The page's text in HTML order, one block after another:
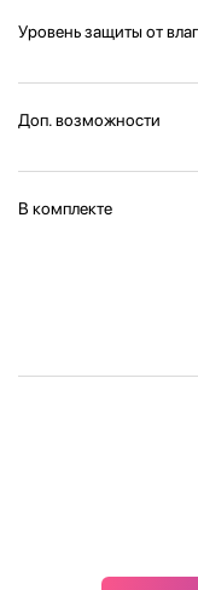
Уровень защиты от
Доп. возможности
В комплекте